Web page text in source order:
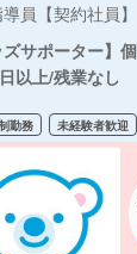
員【契約社員】
サポーター】
以上/残業なし
勤務 未経験者歓迎